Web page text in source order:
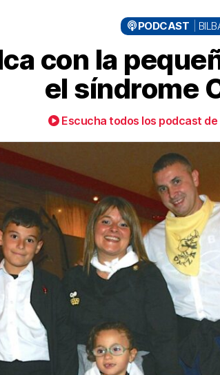
PODCAST
con la
el síndrome
Escucha todos los podcast de